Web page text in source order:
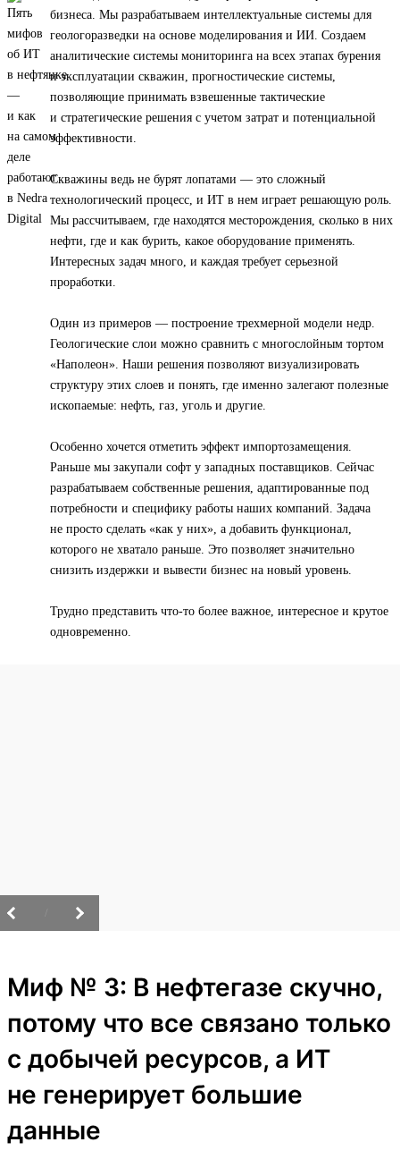
бизнеса. Мы разрабатываем интеллектуальные системы для
геологоразведки на основе моделирования и ИИ. Создаем
аналитические системы мониторинга на всех этапах бурения
и эксплуатации скважин, прогностические системы,
позволяющие принимать взвешенные тактические
и стратегические решения с учетом затрат и потенциальной
эффективности.
Скважины ведь не бурят лопатами — это сложный
технологический процесс, и ИТ в нем играет решающую роль.
Мы рассчитываем, где находятся месторождения, сколько в них
нефти, где и как бурить, какое оборудование применять.
Интересных задач много, и каждая требует серьезной
проработки.
Один из примеров — построение трехмерной модели недр.
Геологические слои можно сравнить с многослойным тортом
«Наполеон». Наши решения позволяют визуализировать
структуру этих слоев и понять, где именно залегают полезные
ископаемые: нефть, газ, уголь и другие.
Особенно хочется отметить эффект импортозамещения.
Раньше мы закупали софт у западных поставщиков. Сейчас
разрабатываем собственные решения, адаптированные под
потребности и специфику работы наших компаний. Задача
не просто сделать «как у них», а добавить функционал,
которого не хватало раньше. Это позволяет значительно
снизить издержки и вывести бизнес на новый уровень.
Трудно представить что-то более важное, интересное и крутое
одновременно.
Миф № 3: В нефтегазе скучно,
потому что все связано только
с добычей ресурсов, а ИТ
не генерирует большие
данные